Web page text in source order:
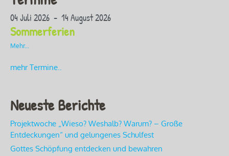
04 Juli 2026 - 14 August 2026
Sommerferien
Mehr...
mehr Termine..
Neueste Berichte
Projektwoche „Wieso? Weshalb? Warum? – Große
Entdeckungen“ und gelungenes Schulfest
Gottes Schöpfung entdecken und bewahren